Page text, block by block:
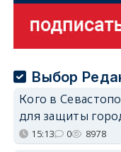
Выбор
Кого в
для защиты
15:13 0 8978